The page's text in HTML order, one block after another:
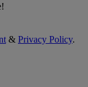
& Privacy Policy.